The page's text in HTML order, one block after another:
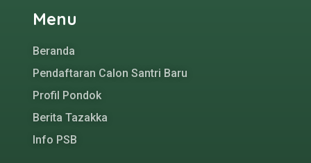
Menu
Beranda
Pendaftaran Calon Santri Baru
Profil Pondok
Berita Tazakka
Info PSB